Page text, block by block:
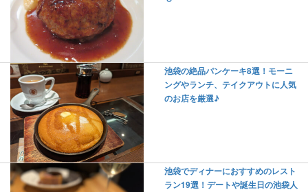
池袋の絶品パンケーキ8選！モーニ
ングやランチ、テイクアウトに人気
のお店を厳選♪
池袋でディナーにおすすめのレスト
ラン19選！デートや誕生日の池袋人